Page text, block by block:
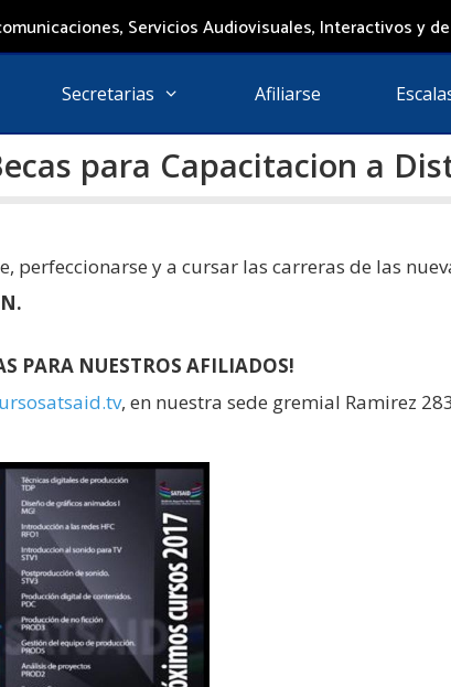
Servicios Audiovisuales, Interactivos y
Secretarias Afiliarse
para Capacitacion a
perfeccionarse y a cursar las carreras de las
PARA NUESTROS AFILIADOS!
, en nuestra sede gremial Ramirez